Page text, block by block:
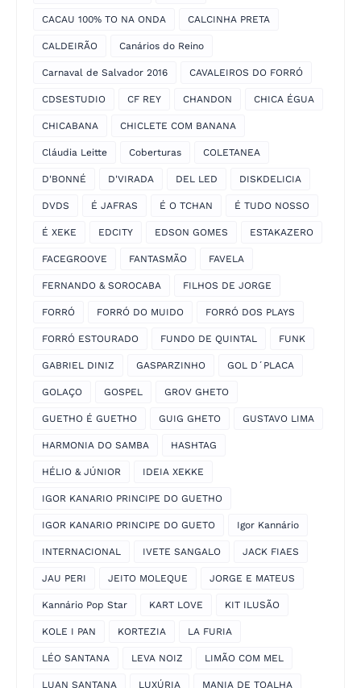
CACAU 100% TO NA ONDA CALCINHA PRETA
CALDEIRÃO Canários do Reino
Carnaval de Salvador 2016 CAVALEIROS DO FORRÓ
CDSESTUDIO CF REY CHANDON CHICA ÉGUA
CHICABANA CHICLETE COM BANANA
Cláudia Leitte Coberturas COLETANEA
D'BONNÉ D'VIRADA DEL LED DISKDELICIA
DVDS É JAFRAS É O TCHAN É TUDO NOSSO
É XEKE EDCITY EDSON GOMES ESTAKAZERO
FACEGROOVE FANTASMÃO FAVELA
FERNANDO & SOROCABA FILHOS DE JORGE
FORRÓ FORRÓ DO MUIDO FORRÓ DOS PLAYS
FORRÓ ESTOURADO FUNDO DE QUINTAL FUNK
GABRIEL DINIZ GASPARZINHO GOL D´PLACA
GOLAÇO GOSPEL GROV GHETO
GUETHO É GUETHO GUIG GHETO GUSTAVO LIMA
HARMONIA DO SAMBA HASHTAG
HÉLIO & JÚNIOR IDEIA XEKKE
IGOR KANARIO PRINCIPE DO GUETHO
IGOR KANARIO PRINCIPE DO GUETO Igor Kannário
INTERNACIONAL IVETE SANGALO JACK FIAES
JAU PERI JEITO MOLEQUE JORGE E MATEUS
Kannário Pop Star KART LOVE KIT ILUSÃO
KOLE I PAN KORTEZIA LA FURIA
LÉO SANTANA LEVA NOIZ LIMÃO COM MEL
LUAN SANTANA LUXÚRIA MANIA DE TOALHA